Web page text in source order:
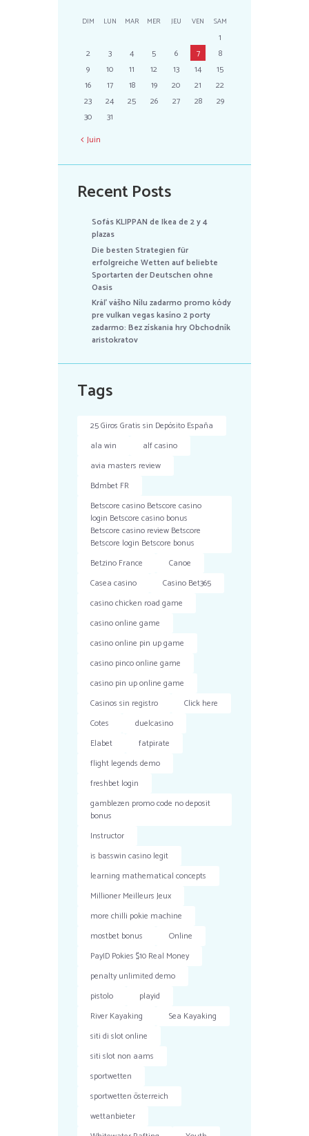
DIM LUN MAR MER JEU VEN SAM
1
2
3 4 5 6 7
8
9
10 11 12 13 14
15
16
17 18 19 20 21
22
23
24 25 26 27 28
29
30
31
Juin
Recent Posts
Sofás KLIPPAN de Ikea de 2 y 4
plazas
Die besten Strategien für
erfolgreiche Wetten auf beliebte
Sportarten der Deutschen ohne
Oasis
Kráľ vášho Nílu zadarmo promo kódy
pre vulkan vegas kasíno 2 porty
zadarmo: Bez získania hry Obchodník
aristokratov
Tags
25 Giros Gratis sin Depósito España
ala win
alf casino
avia masters review
Bdmbet FR
Betscore casino Betscore casino
login Betscore casino bonus
Betscore casino review Betscore
Betscore login Betscore bonus
Betzino France
Canoe
Casea casino
Casino Bet365
casino chicken road game
casino online game
casino online pin up game
casino pinco online game
casino pin up online game
Casinos sin registro
Click here
Cotes
duelcasino
Elabet
fatpirate
flight legends demo
freshbet login
gamblezen promo code no deposit
bonus
Instructor
is basswin casino legit
learning mathematical concepts
Millioner Meilleurs Jeux
more chilli pokie machine
mostbet bonus
Online
PayID Pokies $10 Real Money
penalty unlimited demo
pistolo
playid
River Kayaking
Sea Kayaking
siti di slot online
siti slot non aams
sportwetten
sportwetten österreich
wettanbieter